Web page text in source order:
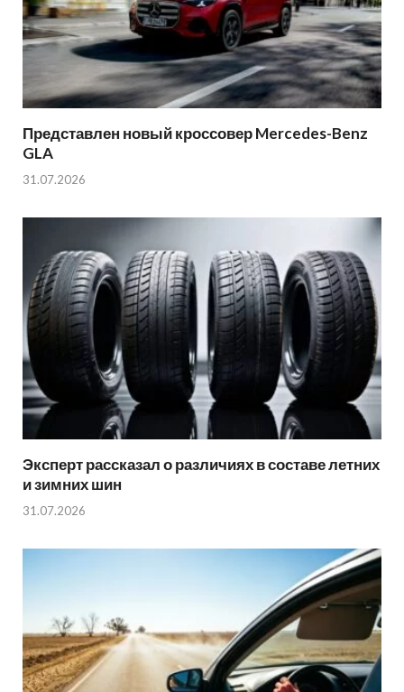
Представлен новый кроссовер Mercedes-Benz
GLA
31.07.2026
Эксперт рассказал о различиях в составе летних
и зимних шин
31.07.2026